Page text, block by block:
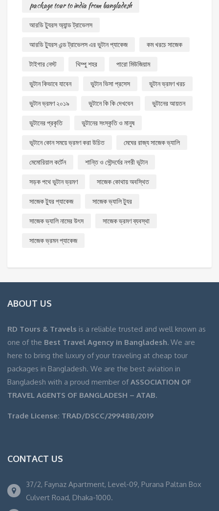
package tour to india from bangladesh
আরডি ট্যুরস অ্যান্ড ট্রাভেলস
আরডি ট্যুরস এন্ড ট্রাভেলস এর ভুটান প্যাকেজ
কম খরচে সাজেক
টাইগার নেস্ট
থিম্পু শহর
পারো মিউজিয়াম
ভুটান কিভাবে যাবেন
ভুটান ভিসা প্রসেস
ভুটান ভ্রমণ খরচ
ভুটান ভ্রমণ ২০১৯
ভুটানে কি কি দেখবেন
ভুটানের আয়তন
ভুটানের প্রকৃতি
ভুটানের সংস্কৃতি ও মানুষ
ভূটানে কোন সময়ে ভ্রমণ করা উচিত
মেঘের রাজ্য সাজেক ভ্যালি
মেমোরিয়াল কর্টেন
শান্তি ও সৌন্দর্যের নগরী ভূটান
সড়ক পথে ভুটান ভ্রমণ
সাজেক কোথায় অবস্থিত
সাজেক ট্যুর প্যাকেজ
সাজেক ভ্যালি ট্যুর
সাজেক ভ্যালি নামের উৎস
সাজেক ভ্রমণ ব্যবস্থা
সাজেক ভ্রমন প্যাকেজ
ABOUT US
RD Tours & Travels is a reliable trusted and well known as
one of the Best Travel Agency in Bangladesh. We are
here to bring the luxury of your traveling at cheap tour
packages in Bangladesh. We are the best aviation in
Bangladesh with a proud member ofASSOCIATION OF
TRAVEL AGENTS OF BANGLADESH – ATAB.
Trade License: TRAD/DSCC/299488/2019
CONTACT US
37/2, Faynaz Apartment, Level-09, Purana Paltan Box
Culvert Road, Dhaka-1000.